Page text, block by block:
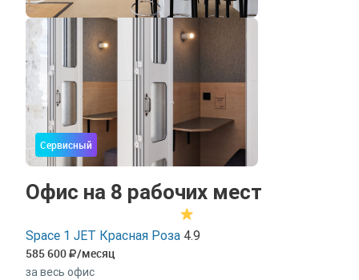
Сервисный
Офис на 8 рабочих мест
Space 1 JET Красная Роза 4.9
585 600 /месяц
за весь офис